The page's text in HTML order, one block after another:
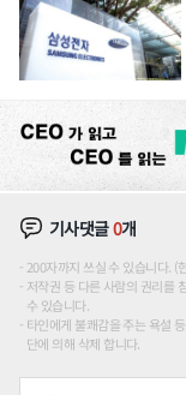
기사댓글0개
200자까지 쓰실 수 있습니다.
저작권 등 다른 사람의 권리를
수 있습니다.
타인에게 불쾌감을 주는 욕설
단에 의해 삭제 합니다.